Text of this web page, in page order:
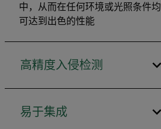
中，从而在任何环境或光照条件均
可达到出色的性能
高精度入侵检测
易于集成